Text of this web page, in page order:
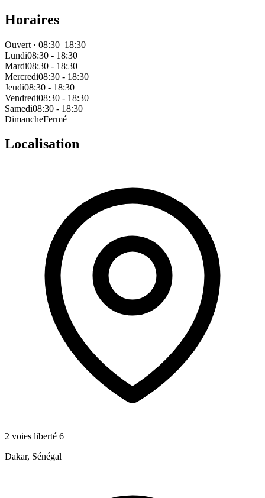
Horaires
Ouvert · 08:30–18:30
Lundi08:30 - 18:30
Mardi08:30 - 18:30
Mercredi08:30 - 18:30
Jeudi08:30 - 18:30
Vendredi08:30 - 18:30
Samedi08:30 - 18:30
DimancheFermé
Localisation
2 voies liberté 6
Dakar, Sénégal